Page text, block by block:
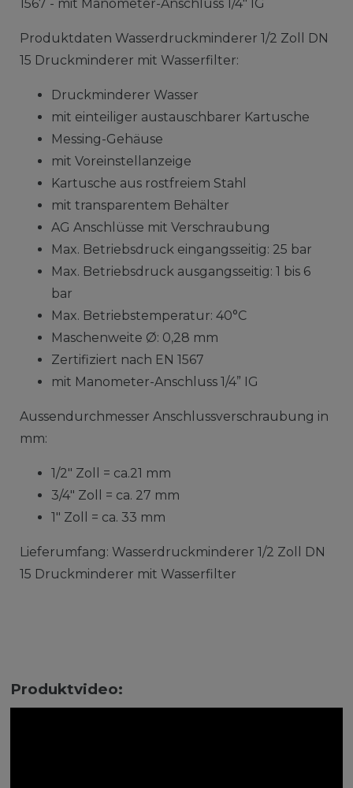
1567 - mit Manometer-Anschluss 1/4" IG
Produktdaten Wasserdruckminderer 1/2 Zoll DN
15 Druckminderer mit Wasserfilter:
Druckminderer Wasser
mit einteiliger austauschbarer Kartusche
Messing-Gehäuse
mit Voreinstellanzeige
Kartusche aus rostfreiem Stahl
mit transparentem Behälter
AG Anschlüsse mit Verschraubung
Max. Betriebsdruck eingangsseitig: 25 bar
Max. Betriebsdruck ausgangsseitig: 1 bis 6
bar
Max. Betriebstemperatur: 40°C
Maschenweite Ø: 0,28 mm
Zertifiziert nach EN 1567
mit Manometer-Anschluss 1/4” IG
Aussendurchmesser Anschlussverschraubung in
mm:
1/2" Zoll = ca.21 mm
3/4" Zoll = ca. 27 mm
1" Zoll = ca. 33 mm
Lieferumfang: Wasserdruckminderer 1/2 Zoll DN
15 Druckminderer mit Wasserfilter
Produktvideo: